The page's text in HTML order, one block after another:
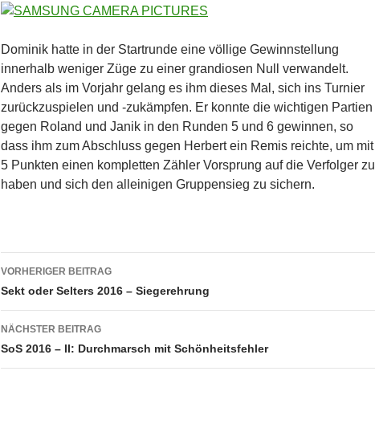
Dominik hatte in der Startrunde eine völlige Gewinnstellung
innerhalb weniger Züge zu einer grandiosen Null verwandelt.
Anders als im Vorjahr gelang es ihm dieses Mal, sich ins Turnier
zurückzuspielen und -zukämpfen. Er konnte die wichtigen Partien
gegen Roland und Janik in den Runden 5 und 6 gewinnen, so
dass ihm zum Abschluss gegen Herbert ein Remis reichte, um mit
5 Punkten einen kompletten Zähler Vorsprung auf die Verfolger zu
haben und sich den alleinigen Gruppensieg zu sichern.
Beitragsnavigation
VORHERIGER BEITRAG
Sekt oder Selters 2016 – Siegerehrung
NÄCHSTER BEITRAG
SoS 2016 – II: Durchmarsch mit Schönheitsfehler